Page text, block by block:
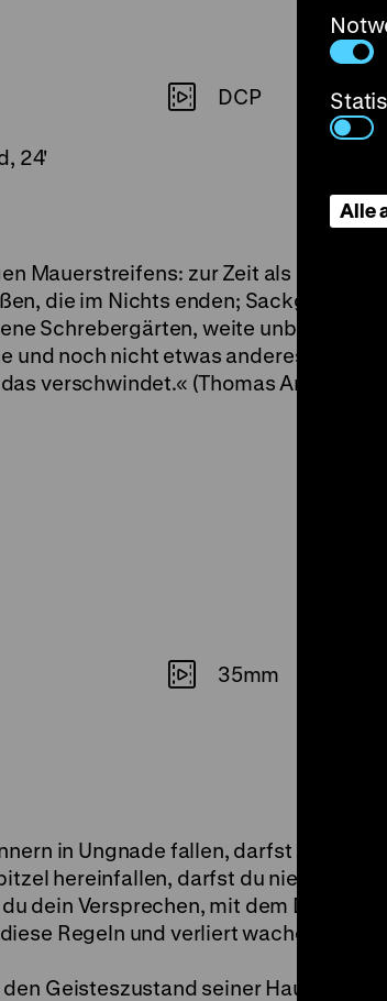
DCP
24'
Mauerstreifens: zur Zeit als ich diesen
die im Nichts enden; Sackgassen,
Schrebergärten, weite unbebaute
noch nicht etwas anderes sind.
verschwindet.« (Thomas Arslan)
35mm
in Ungnade fallen, darfst du dich
hereinfallen, darfst du niemandem
dein Versprechen, mit dem Dealen
Regeln und verliert wachen Auges
Geisteszustand seiner Hauptfigur:
Alle